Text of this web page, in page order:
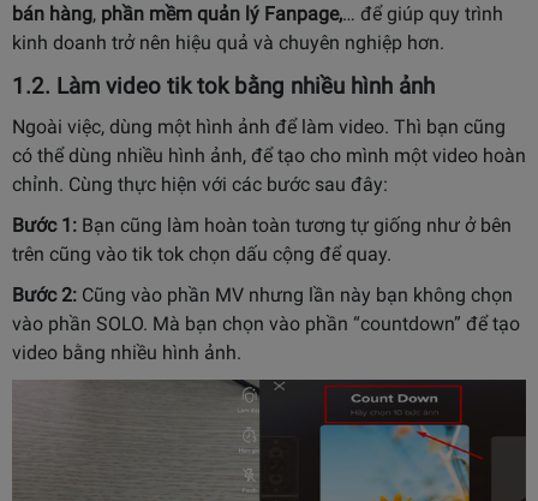
bán hàng, phần mềm quản lý Fanpage,… để giúp quy trình
kinh doanh trở nên hiệu quả và chuyên nghiệp hơn.
1.2. Làm video tik tok bằng nhiều hình ảnh
Ngoài việc, dùng một hình ảnh để làm video. Thì bạn cũng
có thể dùng nhiều hình ảnh, để tạo cho mình một video hoàn
chỉnh. Cùng thực hiện với các bước sau đây:
Bước 1: Bạn cũng làm hoàn toàn tương tự giống như ở bên
trên cũng vào tik tok chọn dấu cộng để quay.
Bước 2: Cũng vào phần MV nhưng lần này bạn không chọn
vào phần SOLO. Mà bạn chọn vào phần “countdown” để tạo
video bằng nhiều hình ảnh.